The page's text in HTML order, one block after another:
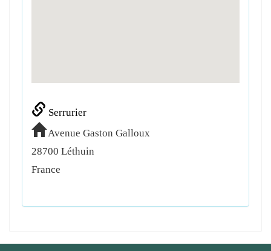
Serrurier
Avenue Gaston Galloux
28700 Léthuin
France